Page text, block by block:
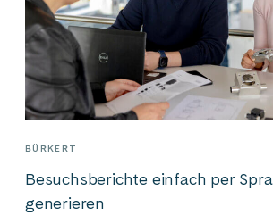
BÜRKERT
Besuchsberichte einfach per
generieren